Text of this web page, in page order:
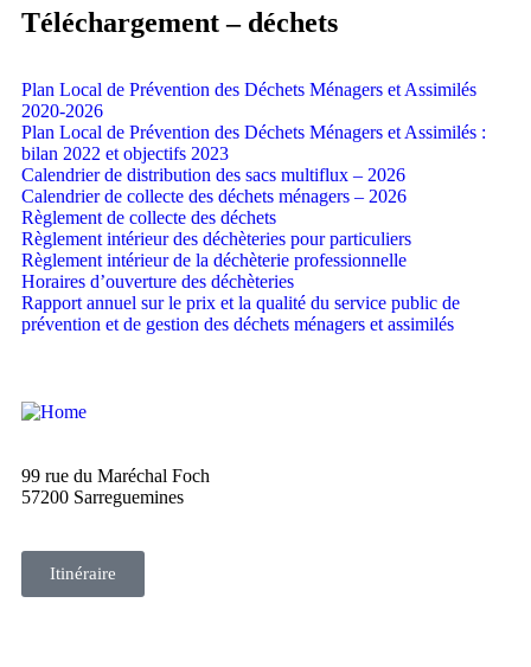
Téléchargement – déchets
Plan Local de Prévention des Déchets Ménagers et Assimilés
2020-2026
Plan Local de Prévention des Déchets Ménagers et Assimilés :
bilan 2022 et objectifs 2023
Calendrier de distribution des sacs multiflux – 2026
Calendrier de collecte des déchets ménagers – 2026
Règlement de collecte des déchets
Règlement intérieur des déchèteries pour particuliers
Règlement intérieur de la déchèterie professionnelle
Horaires d’ouverture des déchèteries
Rapport annuel sur le prix et la qualité du service public de
prévention et de gestion des déchets ménagers et assimilés
99 rue du Maréchal Foch
57200 Sarreguemines
Itinéraire